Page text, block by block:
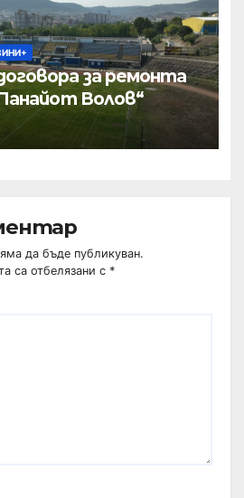
за ремонта
Волов“
да бъде публикуван.
са отбелязани с *